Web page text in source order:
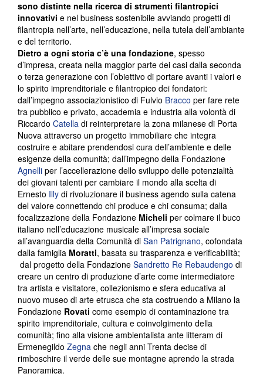
sono distinte nella ricerca di strumenti filantropici
innovativi e nel business sostenibile avviando progetti di
filantropia nell’arte, nell’educazione, nella tutela dell’ambiante
e del territorio.
Dietro a ogni storia c’è una fondazione, spesso
d’impresa, creata nella maggior parte dei casi dalla seconda
o terza generazione con l’obiettivo di portare avanti i valori e
lo spirito imprenditoriale e filantropico dei fondatori:
dall’impegno associazionistico di Fulvio Bracco per fare rete
tra pubblico e privato, accademia e industria alla volontà di
Riccardo Catella di reinterpretare la zona milanese di Porta
Nuova attraverso un progetto immobiliare che integra
costruire e abitare prendendosi cura dell’ambiente e delle
esigenze della comunità; dall’impegno della Fondazione
Agnelli per l’accellerazione dello sviluppo delle potenzialità
dei giovani talenti per cambiare il mondo alla scelta di
Ernesto Illy di rivoluzionare il business agendo sulla catena
del valore connettendo chi produce e chi consuma; dalla
focalizzazione della Fondazione Micheli per colmare il buco
italiano nell’educazione musicale all’impresa sociale
all’avanguardia della Comunità di San Patrignano, cofondata
dalla famiglia Moratti, basata su trasparenza e verificabilità;
dal progetto della Fondazione Sandretto Re Rebaudengo di
creare un centro di produzione d’arte come intermediatore
tra artista e visitatore, collezionismo e sfera educativa al
nuovo museo di arte etrusca che sta costruendo a Milano la
Fondazione Rovati come esempio di contaminazione tra
spirito imprenditoriale, cultura e coinvolgimento della
comunità; fino alla visione ambientalista ante litteram di
Ermenegildo Zegna che negli anni Trenta decise di
rimboschire il verde delle sue montagne aprendo la strada
Panoramica.